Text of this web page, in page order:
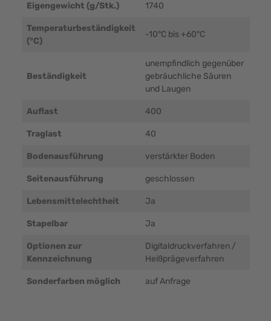
Eigengewicht (g/Stk.) 1740
Temperaturbeständigkeit
(°C)
-10°C bis +60°C
Beständigkeit
unempfindlich gegenüber
gebräuchliche Säuren
und Laugen
Auflast 400
Traglast 40
Bodenausführung verstärkter Boden
Seitenausführung geschlossen
Lebensmittelechtheit Ja
Stapelbar Ja
Optionen zur
Kennzeichnung
Digitaldruckverfahren /
Heißprägeverfahren
Sonderfarben möglich auf Anfrage